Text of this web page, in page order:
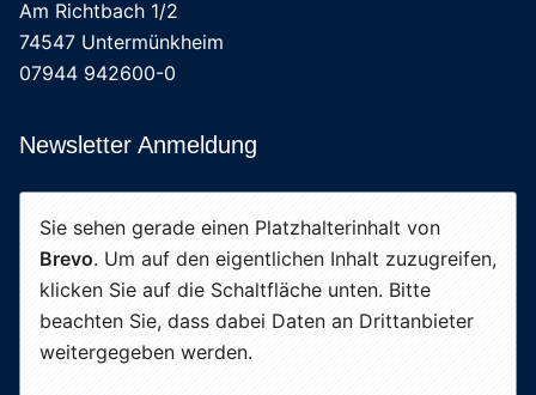
Am Richtbach 1/2
74547 Untermünkheim
07944 942600-0
Newsletter Anmeldung
Sie sehen gerade einen Platzhalterinhalt von
Brevo. Um auf den eigentlichen Inhalt zuzugreifen,
klicken Sie auf die Schaltfläche unten. Bitte
beachten Sie, dass dabei Daten an Drittanbieter
weitergegeben werden.